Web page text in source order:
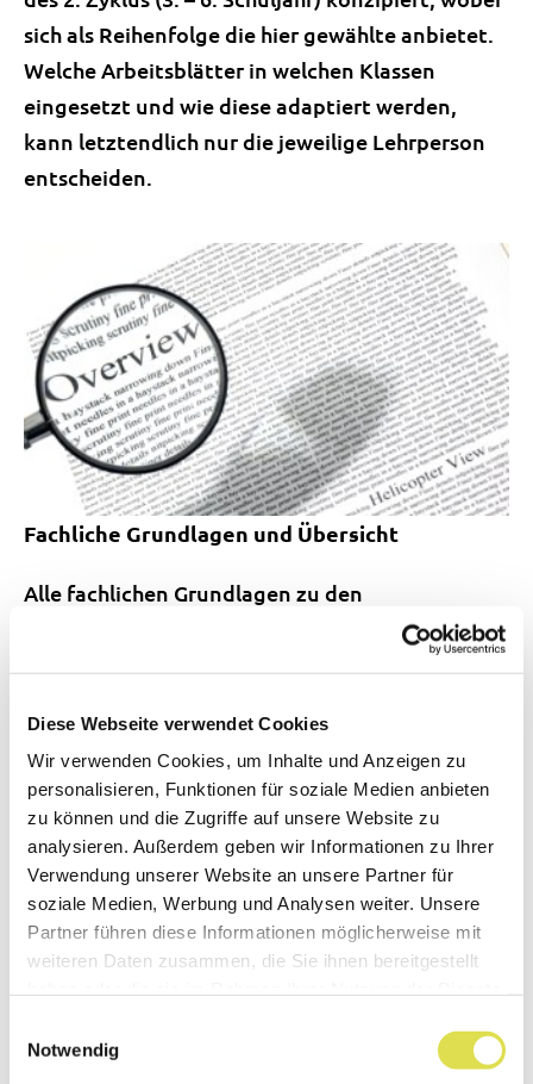
Diese Webseite verwendet Cookies
Wir verwenden Cookies, um Inhalte und Anzeigen zu
personalisieren, Funktionen für soziale Medien anbieten
zu können und die Zugriffe auf unsere Website zu
analysieren. Außerdem geben wir Informationen zu Ihrer
Verwendung unserer Website an unsere Partner für
soziale Medien, Werbung und Analysen weiter. Unsere
Partner führen diese Informationen möglicherweise mit
weiteren Daten zusammen, die Sie ihnen bereitgestellt
Notwendig
sich als Reihenfolge die hier gewählte anbietet.
Welche Arbeitsblätter in welchen Klassen
eingesetzt und wie diese adaptiert werden,
kann letztendlich nur die jeweilige Lehrperson
entscheiden.
Fachliche Grundlagen und Übersicht
Alle fachlichen Grundlagen zu den
eine Übersicht zu den Unterrichtsmaterialien
Download